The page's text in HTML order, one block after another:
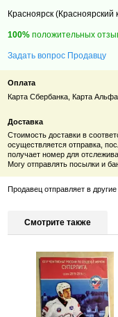
Красноярск (Красноярский
100% положительных
Задать вопрос Продавцу
Оплата
Карта Сбербанка, Карта
Доставка
Стоимость доставки в
осуществляется отправка,
получает номер для
Могу отправлять посылки и
Продавец отправляет в
Смотрите также